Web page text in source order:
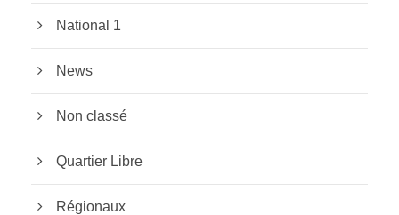
National 1
News
Non classé
Quartier Libre
Régionaux